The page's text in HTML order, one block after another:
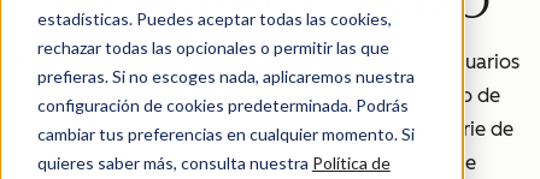
estadísticas. Puedes aceptar todas las cookies,
rechazar todas las opcionales o permitir las que
prefieras. Si no escoges nada, aplicaremos nuestra
configuración de cookies predeterminada. Podrás
cambiar tus preferencias en cualquier momento. Si
quieres saber más, consulta nuestra Política de
Nuestro objetivo principal es ayudar a nuestros usuarios
a crecer mejor con la plataforma de crecimiento de
HubSpot, por eso hemos creado EN VIVO: una serie de
webinarios para clientes de HubSpot donde te